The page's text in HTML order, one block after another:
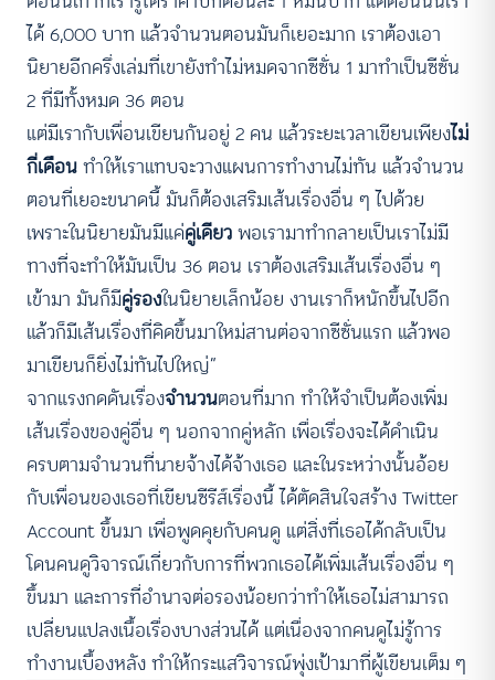
ได้ 6,000 บาท แล้วจำนวนตอนมันก็เยอะมาก เราต้องเอา
นิยายอีกครึ่งเล่มที่เขายังทำไม่หมดจากซีซั่น 1 มาทำเป็นซีซั่น
2 ที่มีทั้งหมด 36 ตอน
แต่มีเรากับเพื่อนเขียนกันอยู่ 2 คน แล้วระยะเวลาเขียนเพียงไม่
กี่เดือนทำให้เราแทบจะวางแผนการทำงานไม่ทัน แล้วจำนวน
ตอนที่เยอะขนาดนี้ มันก็ต้องเสริมเส้นเรื่องอื่น ๆ ไปด้วย
เพราะในนิยายมันมีแค่คู่เดียวพอเรามาทำกลายเป็นเราไม่มี
ทางที่จะทำให้มันเป็น 36 ตอน เราต้องเสริมเส้นเรื่องอื่น ๆ
เข้ามา มันก็มีคู่รองในนิยายเล็กน้อย งานเราก็หนักขึ้นไปอีก
แล้วก็มีเส้นเรื่องที่คิดขึ้นมาใหม่สานต่อจากซีซั่นแรก แล้วพอ
มาเขียนก็ยิ่งไม่ทันไปใหญ่”
จากแรงกดดันเรื่องจำนวนตอนที่มาก ทำให้จำเป็นต้องเพิ่ม
เส้นเรื่องของคู่อื่น ๆ นอกจากคู่หลัก เพื่อเรื่องจะได้ดำเนิน
ครบตามจำนวนที่นายจ้างได้จ้างเธอ และในระหว่างนั้นอ้อย
กับเพื่อนของเธอที่เขียนซีรีส์เรื่องนี้ ได้ตัดสินใจสร้าง Twitter
Account ขึ้นมา เพื่อพูดคุยกับคนดู แต่สิ่งที่เธอได้กลับเป็น
โดนคนดูวิจารณ์เกี่ยวกับการที่พวกเธอได้เพิ่มเส้นเรื่องอื่น ๆ
ขึ้นมา และการที่อำนาจต่อรองน้อยกว่าทำให้เธอไม่สามารถ
เปลี่ยนแปลงเนื้อเรื่องบางส่วนได้ แต่เนื่องจากคนดูไม่รู้การ
ทำงานเบื้องหลัง ทำให้กระแสวิจารณ์พุ่งเป้ามาที่ผู้เขียนเต็ม ๆ